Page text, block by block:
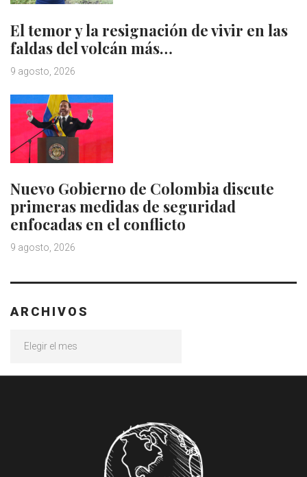
El temor y la resignación de vivir en las
faldas del volcán más…
9 agosto, 2026
Nuevo Gobierno de Colombia discute
primeras medidas de seguridad
enfocadas en el conflicto
9 agosto, 2026
ARCHIVOS